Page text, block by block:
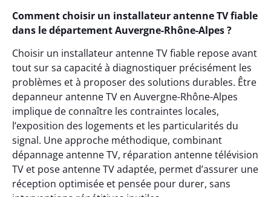
Comment choisir un installateur antenne TV fiable
dans le département Auvergne-Rhône-Alpes ?
Choisir un installateur antenne TV fiable repose avant
tout sur sa capacité à diagnostiquer précisément les
problèmes et à proposer des solutions durables. Être
depanneur antenne TV en Auvergne-Rhône-Alpes
implique de connaître les contraintes locales,
l’exposition des logements et les particularités du
signal. Une approche méthodique, combinant
dépannage antenne TV, réparation antenne télévision
TV et pose antenne TV adaptée, permet d’assurer une
réception optimisée et pensée pour durer, sans